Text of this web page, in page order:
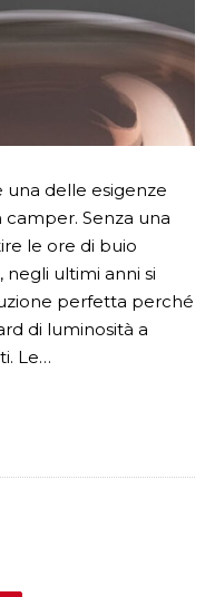
una delle esigenze
Senza una
le ore di buio
ultimi anni si
perfetta perché
di luminosità a
Le…